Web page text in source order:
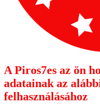
A Piros7es az ön
adatainak az
felhasználásához